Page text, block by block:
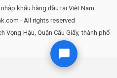
khẩu hàng đầu tại Việt Nam.
- All rights reserved
Vọng Hậu, Quận Cầu Giấy, thành phố